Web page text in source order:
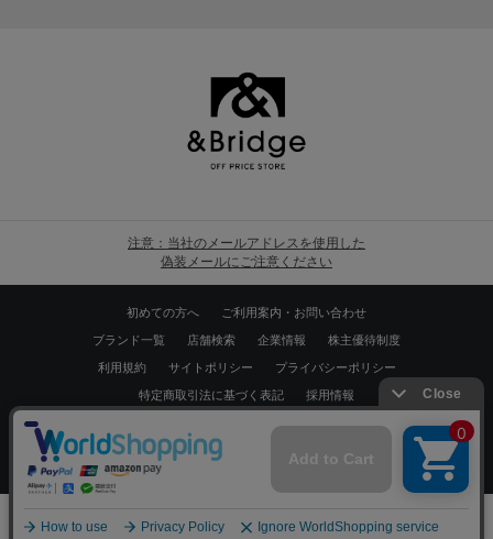
注意：当社のメールアドレスを使用した
偽装メールにご注意ください
初めての方へ ご利用案内・お問い合わせ
ブランド一覧 店舗検索 企業情報 株主優待制度
利用規約 サイトポリシー プライバシーポリシー
特定商取引法に基づく表記 採用情報
Copyrights © WORLD CO.,LTD. All rights reserved.
スマートフォン ｜PC